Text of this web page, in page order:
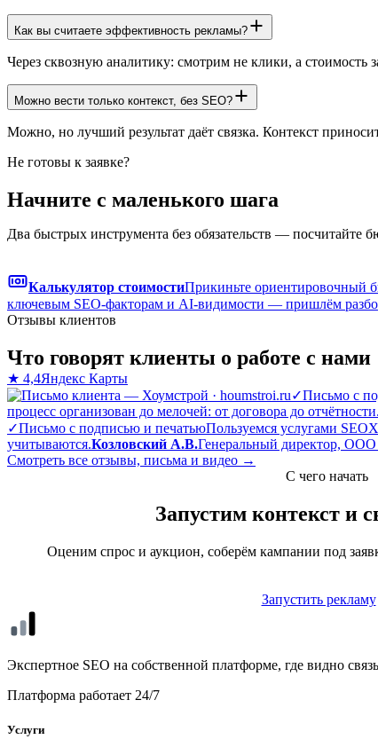
Как вы считаете эффективность рекламы?
Через сквозную аналитику: смотрим не клики, а стоимость
Можно вести только контекст, без SEO?
Можно, но лучший результат даёт связка. Контекст
Не готовы к заявке?
Начните с маленького шага
Два быстрых инструмента без обязательств — посчитайте
Калькулятор стоимостиПрикиньте ориентировочный
ключевым SEO-факторам и AI-видимости — пришлём
Отзывы клиентов
Что говорят клиенты о работе с нами
★ 4,4Яндекс Карты
✓Письмо с
процесс организован до мелочей: от договора до отчётности.
✓Письмо с подписью и печатьюПользуемся услугами
учитываются.Козловский А.В.Генеральный директор, ООО
Смотреть все отзывы, письма и видео →
С чего начать
Запустим контекст и
Оценим спрос и аукцион, соберём кампании под
Запустить рекламу
Экспертное SEO на собственной платформе, где видно
Платформа работает 24/7
Услуги